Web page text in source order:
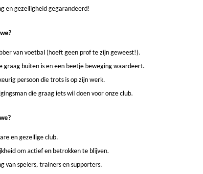
en gezelligheid gegarandeerd!
van voetbal (hoeft geen prof te zijn geweest!).
graag buiten is en een beetje beweging waardeert.
persoon die trots is op zijn werk.
die graag iets wil doen voor onze club.
en gezellige club.
om actief en betrokken te blijven.
van spelers, trainers en supporters.